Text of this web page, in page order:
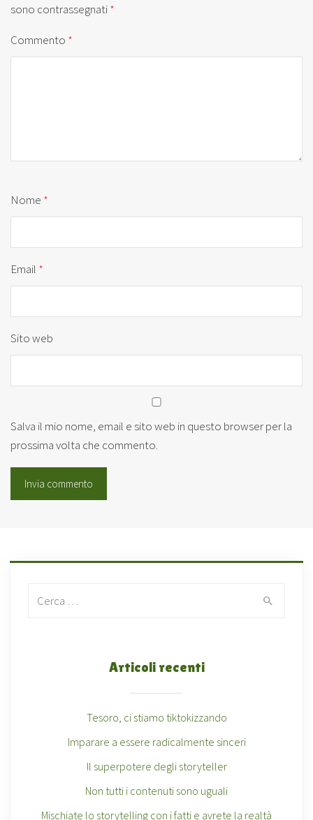
sono contrassegnati*
Commento *
Nome *
Email *
Sito web
Salva il mio nome, email e sito web in questo browser per la
prossima volta che commento.
Articoli recenti
Tesoro, ci stiamo tiktokizzando
Imparare a essere radicalmente sinceri
Il superpotere degli storyteller
Non tutti i contenuti sono uguali
Mischiate lo storytelling con i fatti e avrete la realtà